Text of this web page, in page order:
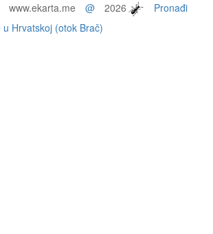
www.ekarta.me @ 2026
Pronađi
Hrvatskoj (otok Brač)